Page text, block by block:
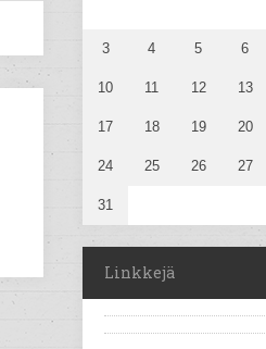
3 4 5 6
10 11 12 13
17 18 19 20
24 25 26 27
31
Linkkejä